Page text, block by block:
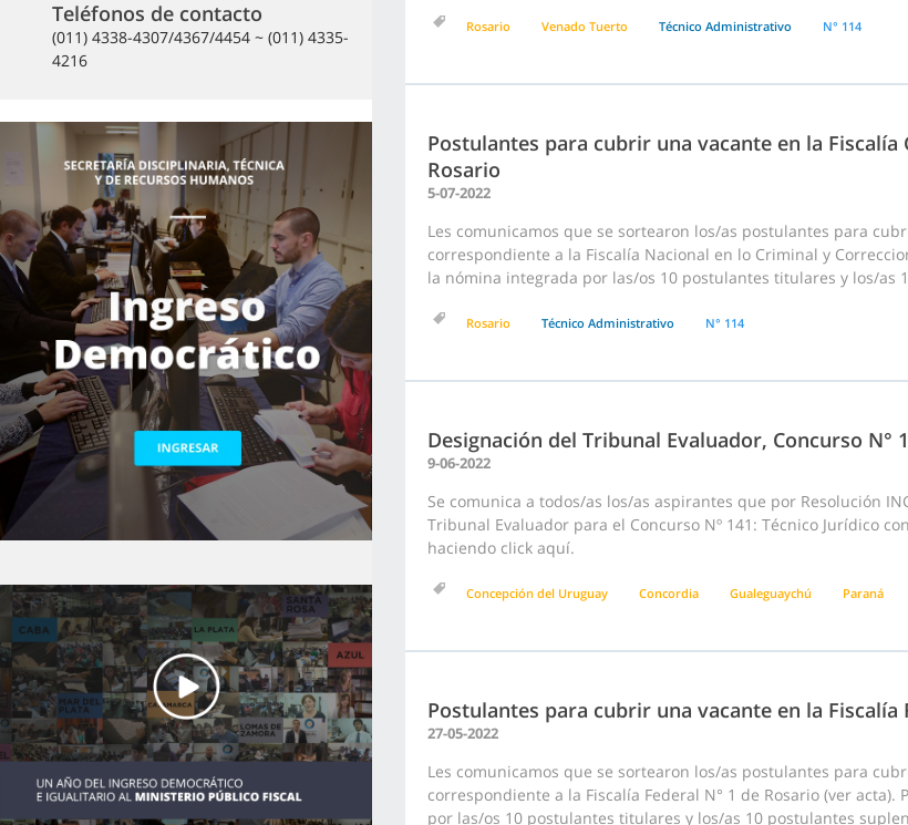
Teléfonos de contacto
(011) 4338-4307/4367/4454 ~ (011) 4335-
4216
Rosario Venado Tuerto Técnico Administrativo N° 114
Postulantes para cubrir una vacante en la
Rosario
5-07-2022
Les comunicamos que se sortearon los/as postulantes para
correspondiente a la Fiscalía Nacional en lo Criminal y
la nómina integrada por las/os 10 postulantes titulares y los/as
Rosario Técnico Administrativo N° 114
Designación del Tribunal Evaluador, Concurso N°
9-06-2022
Se comunica a todos/as los/as aspirantes que por Resolución
Tribunal Evaluador para el Concurso Nº 141: Técnico Jurídico
haciendo click aquí.
Concepción del Uruguay Concordia Gualeguaychú Paraná
Postulantes para cubrir una vacante en la Fiscalía
27-05-2022
Les comunicamos que se sortearon los/as postulantes para
correspondiente a la Fiscalía Federal N° 1 de Rosario (ver
por las/os 10 postulantes titulares y los/as 10 postulantes